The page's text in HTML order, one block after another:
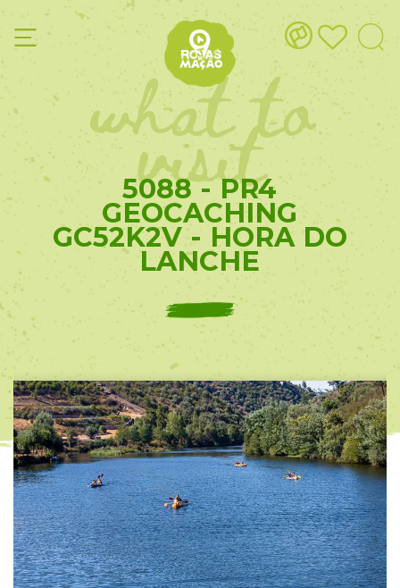
what to
visit
5088 - PR4
GEOCACHING
GC52K2V - HORA DO
LANCHE